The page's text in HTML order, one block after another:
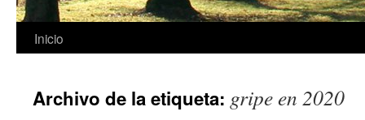
Saltar
contenido
Inicio
Archivo de la etiqueta: gripe en 2020